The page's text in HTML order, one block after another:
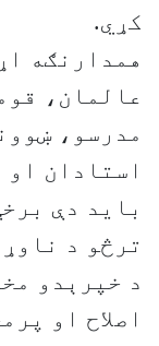
کړي.
همدارنګه
عالمان،
مدرسو،
استادان او
باید دې
ترڅو د
د خپرېدو
اصلاح او